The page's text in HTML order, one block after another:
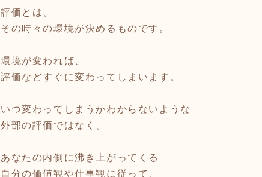
評価とは、
その時々の環境が決めるものです。
環境が変われば、
評価などすぐに変わってしまいます。
いつ変わってしまうかわからないような
外部の評価ではなく、
あなたの内側に沸き上がってくる
自分の価値観や仕事観に従って、